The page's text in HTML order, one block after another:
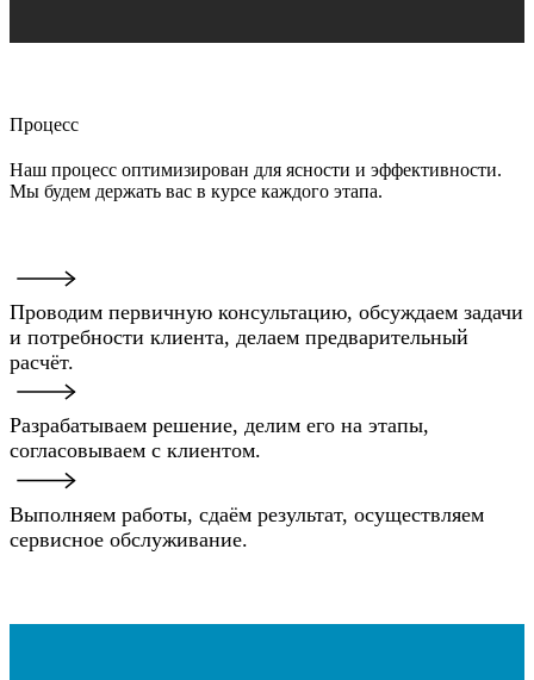
Процесс
Наш процесс оптимизирован для ясности и эффективности.
Мы будем держать вас в курсе каждого этапа.
Проводим первичную консультацию, обсуждаем задачи
и потребности клиента, делаем предварительный
расчёт.
Разрабатываем решение, делим его на этапы,
согласовываем с клиентом.
Выполняем работы, сдаём результат, осуществляем
сервисное обслуживание.